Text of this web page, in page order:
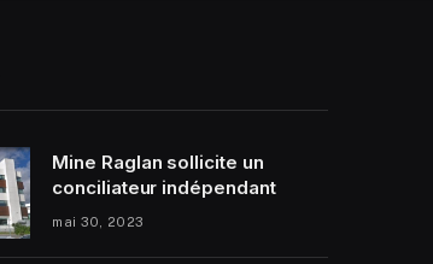
Mine Raglan sollicite un
conciliateur indépendant
mai 30, 2023